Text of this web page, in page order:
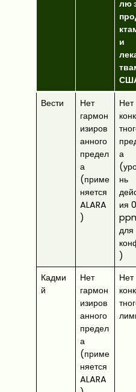
лю
и
Вести
Нет
гармон
изиров
анного
предел
а
(приме
няется
ALARA
)
Нет
а
нь
ия
для
)
Кадми
й
Нет
гармон
изиров
анного
предел
а
(приме
няется
ALARA
Нет